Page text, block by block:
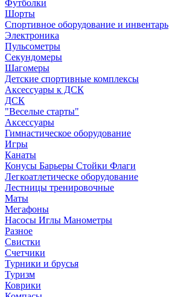
Футболки
Шорты
Спортивное оборудование и инвентарь
Электроника
Пульсометры
Секундомеры
Шагомеры
Детские спортивные комплексы
Аксессуары к ДСК
ДСК
"Веселые старты"
Аксессуары
Гимнастическое оборудование
Игры
Канаты
Конусы Барьеры Стойки Флаги
Легкоатлетическе оборудование
Лестницы тренировочные
Маты
Мегафоны
Насосы Иглы Манометры
Разное
Свистки
Счетчики
Турники и брусья
Туризм
Коврики